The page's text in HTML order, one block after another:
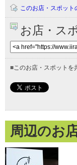
このお店・スポッ
お店・ス
■このお店・スポットを
周辺のお